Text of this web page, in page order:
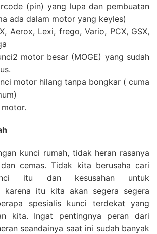
(pin) yang lupa dan pembuatan
ada dalam motor yang keyles)
Aerox, Lexi, frego, Vario, PCX, GSX,
motor besar (MOGE) yang sudah
motor hilang tanpa bongkar ( cuma
kunci rumah, tidak heran rasanya
cemas. Tidak kita berusaha cari
itu dan kesusahan untuk
karena itu kita akan segera segera
spesialis kunci terdekat yang
kita. Ingat pentingnya peran dari
seandainya saat ini sudah banyak